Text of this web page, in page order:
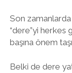
Son zamanlarda
“dere”yi herkes
başına önem
Belki de dere